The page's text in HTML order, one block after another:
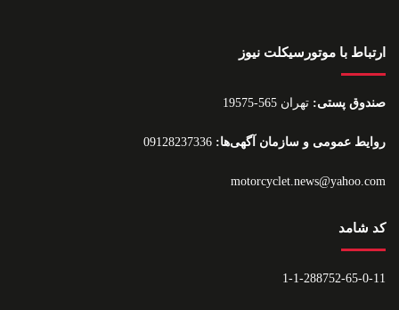
ارتباط با موتورسیکلت نیوز
صندوق پستی: تهران 565-19575
روایط عمومی و سازمان آگهی‌ها:
motorcyclet.news@yahoo.com
کد شامد
1-1-288752-65-0-11